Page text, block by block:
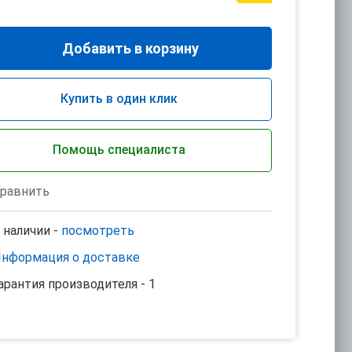
Добавить в корзину
Купить в один клик
Помощь специалиста
наличии - посмотреть
о доставке
производителя - 1